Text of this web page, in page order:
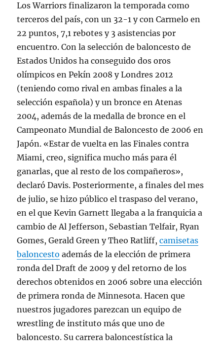
Los Warriors finalizaron la temporada como
terceros del país, con un 32-1 y con Carmelo en
22 puntos, 7,1 rebotes y 3 asistencias por
encuentro. Con la selección de baloncesto de
Estados Unidos ha conseguido dos oros
olímpicos en Pekín 2008 y Londres 2012
(teniendo como rival en ambas finales a la
selección española) y un bronce en Atenas
2004, además de la medalla de bronce en el
Campeonato Mundial de Baloncesto de 2006 en
Japón. «Estar de vuelta en las Finales contra
Miami, creo, significa mucho más para él
ganarlas, que al resto de los compañeros»,
declaró Davis. Posteriormente, a finales del mes
de julio, se hizo público el traspaso del verano,
en el que Kevin Garnett llegaba a la franquicia a
cambio de Al Jefferson, Sebastian Telfair, Ryan
Gomes, Gerald Green y Theo Ratliff,camisetas
baloncesto además de la elección de primera
ronda del Draft de 2009 y del retorno de los
derechos obtenidos en 2006 sobre una elección
de primera ronda de Minnesota. Hacen que
nuestros jugadores parezcan un equipo de
wrestling de instituto más que uno de
baloncesto. Su carrera baloncestística la